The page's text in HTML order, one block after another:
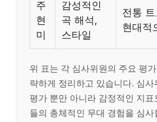
주
현
미
감성적인
곡 해석,
스타일
전통
현대적
위 표는 각 심사위원의 주요 평
략하게 정리하고 있습니다. 심
평가 뿐만 아니라 감정적인 지
들의 총체적인 무대 경험을 심